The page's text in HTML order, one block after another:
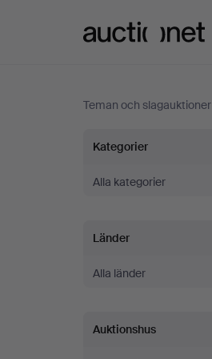
Teman och slagauktioner
Danska
figuriner
Kategorier
Alla kategorier
Länder
Alla länder
Auktionshus